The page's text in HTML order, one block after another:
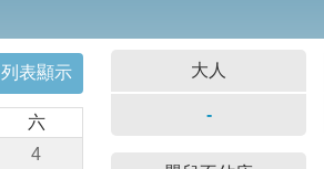
列表顯示
六
4
大人
-